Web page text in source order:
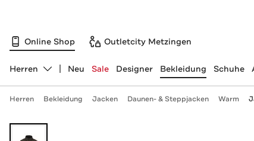
Online Shop Outletcity Metzingen
Abteilung ändern, ausgewählt:
Herren Neu Sale Designer Bekleidung Schuhe
Herren Bekleidung Jacken Daunen- & Steppjacken Warm